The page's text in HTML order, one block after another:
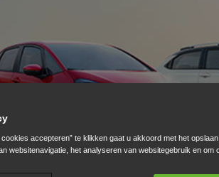
cookies accepteren” te klikken gaat u akkoord met het
websitenavigatie, het analyseren van websitegebruik en om